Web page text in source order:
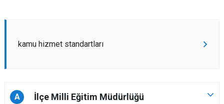
kamu hizmet standartları
A İlçe Milli Eğitim Müdürlüğü